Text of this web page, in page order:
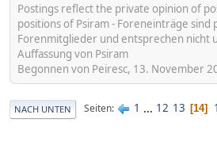
Postings reflect the private opinion of
positions of Psiram - Foreneinträge
Forenmitglieder und entsprechen nicht
Auffassung von Psiram
Begonnen von Peiresc, 13. November
NACH UNTEN Seiten 1 ... 12 13 14